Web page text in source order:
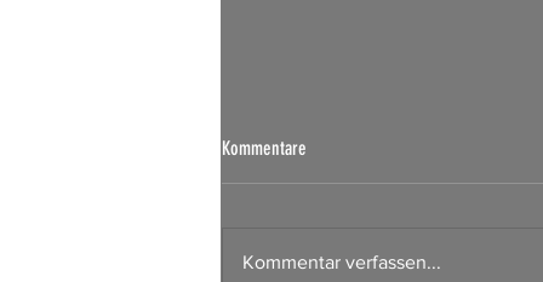
Börsen Radar 07.08.2026
Kommentare
Kommentar verfassen...